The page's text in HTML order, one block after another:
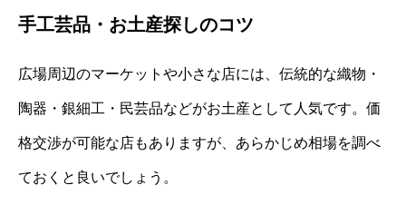
手工芸品・お土産探しのコツ
広場周辺のマーケットや小さな店には、伝統的な織物・
陶器・銀細工・民芸品などがお土産として人気です。価
格交渉が可能な店もありますが、あらかじめ相場を調べ
ておくと良いでしょう。